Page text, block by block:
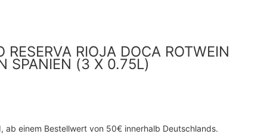
RESERVA RIOJA DOCA ROTWEIN
SPANIEN (3 X 0.75L)
ab einem Bestellwert von 50€ innerhalb Deutschlands.